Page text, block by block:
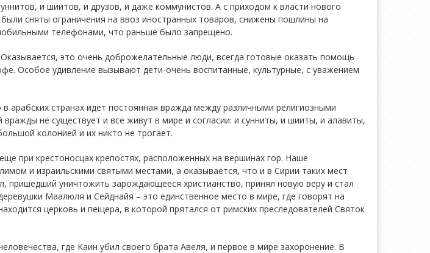
и шиитов, и друзов, и даже коммунистов. А с приходом к власти нового
сняты ограничения на ввоз иностранных товаров, снижены пошлины на
телефонами, что раньше было запрещено.
это очень доброжелательные люди, всегда готовые оказать помощь
Особое удивление вызывают дети-очень воспитанные, культурные, с уважением
странах идет постоянная вражда между различными религиозными
не существует и все живут в мире и согласии: и сунниты, и шииты, и алавиты,
колонией и их никто не трогает.
при крестоносцах крепостях, расположенных на вершинах гор. Наше
и израильскими святыми местами, а оказывается, что и в Сирии таких мест
пришедший уничтожить зарождающееся христианство, принял новую веру и стал
Маалюля и Сейднайя – это единственное место в мире, где говорят на
церковь и пещера, в которой прятался от римских преследователей Святок
где Каин убил своего брата Авеля, и первое в мире захоронение. В